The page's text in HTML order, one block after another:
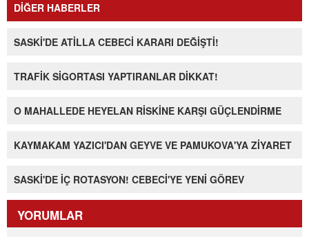
DİĞER HABERLER
SASKİ'DE ATİLLA CEBECİ KARARI DEĞİŞTİ!
TRAFİK SİGORTASI YAPTIRANLAR DİKKAT!
O MAHALLEDE HEYELAN RİSKİNE KARŞI GÜÇLENDİRME
KAYMAKAM YAZICI'DAN GEYVE VE PAMUKOVA'YA ZİYARET
SASKİ'DE İÇ ROTASYON! CEBECİ'YE YENİ GÖREV
YORUMLAR